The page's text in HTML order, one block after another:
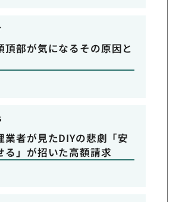
頂部が気になるその原因と
業者が見たDIYの悲劇「安
る」が招いた高額請求